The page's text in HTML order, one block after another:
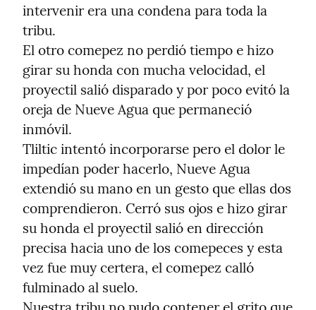
intervenir era una condena para toda la
tribu.
El otro comepez no perdió tiempo e hizo
girar su honda con mucha velocidad, el
proyectil salió disparado y por poco evitó la
oreja de Nueve Agua que permaneció
inmóvil.
Tliltic intentó incorporarse pero el dolor le
impedían poder hacerlo, Nueve Agua
extendió su mano en un gesto que ellas dos
comprendieron. Cerró sus ojos e hizo girar
su honda el proyectil salió en dirección
precisa hacia uno de los comepeces y esta
vez fue muy certera, el comepez calló
fulminado al suelo.